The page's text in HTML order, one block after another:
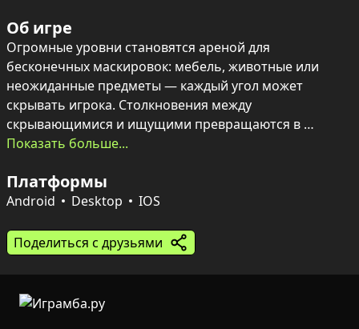
Об игре
Огромные уровни становятся ареной для
бесконечных маскировок: мебель, животные или
неожиданные предметы — каждый угол может
скрывать игрока. Столкновения между
скрывающимися и ищущими превращаются в
нервную игру на внимательность и ловкость, где
подручные предметы и вовремя использовать
магические способности.
Паралельно развивается персонаж: прокачка
открывает новые возможности, а коллекционные
Магическое снаряжение — от невидимости до
ускорения и заморозки — меняет расстановку сил, а
Показать больше...
Платформы
Android Desktop IOS
Поделиться с друзьями